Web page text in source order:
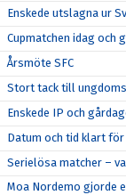
Enskede utslagna ur
Cupmatchen idag och
Årsmöte SFC
Stort tack till
Enskede IP och
Datum och tid klart för
Serielösa matcher –
Moa Nordemo gjorde